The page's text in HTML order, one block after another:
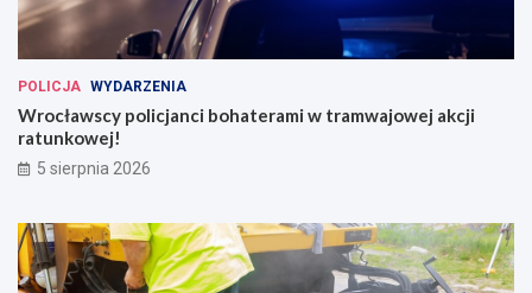
POLICJA WYDARZENIA
Wrocławscy policjanci bohaterami w tramwajowej akcji
ratunkowej!
5 sierpnia 2026